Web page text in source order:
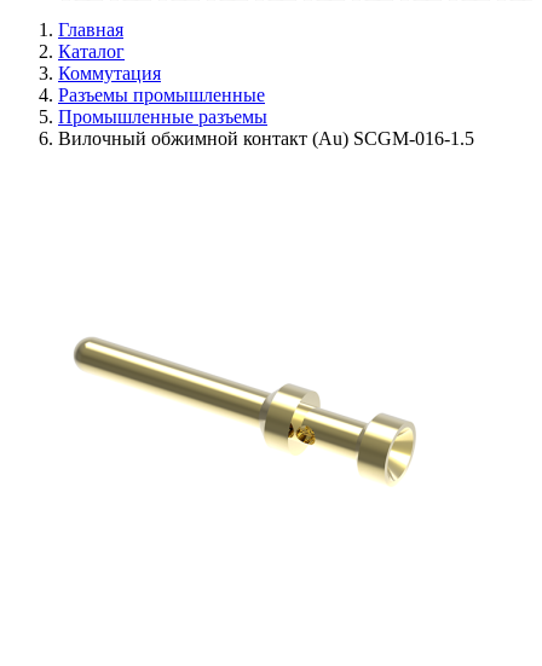
Главная
Каталог
Коммутация
Разъемы промышленные
Промышленные разъемы
Вилочный обжимной контакт (Au) SCGM-016-1.5